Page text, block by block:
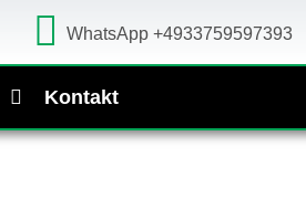
WhatsApp +4933759597393
Kontakt